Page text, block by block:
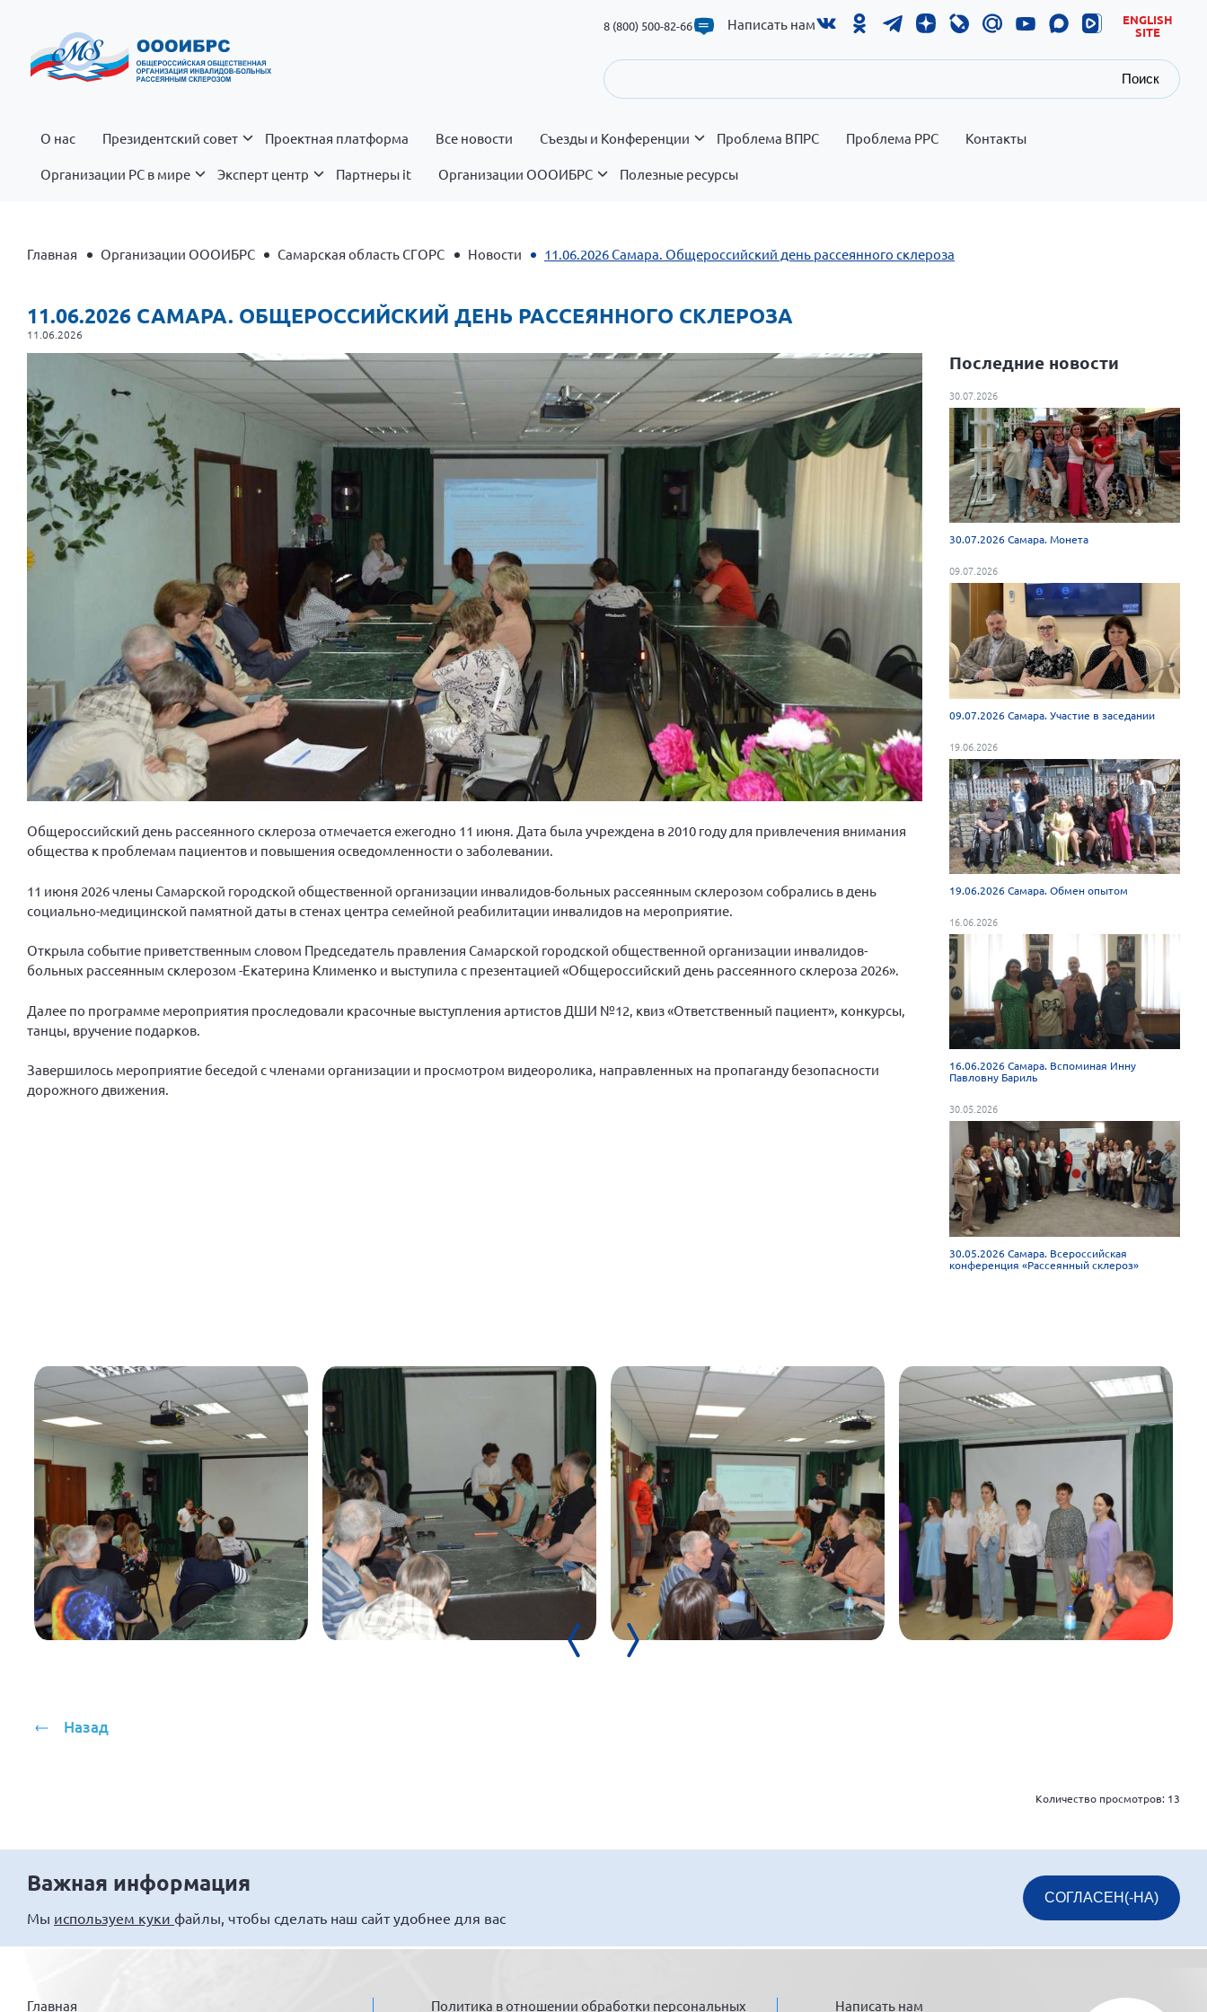
8 (800) 500-82-66 Написать нам
ENGLISH
SITE
Поиск
О нас Президентский совет Проектная платформа Все новости Съезды и Конференции Проблема ВПРС Проблема РРС Контакты
Организации РС в мире Эксперт центр Партнеры it Организации ОООИБРС Полезные ресурсы
Главная Организации ОООИБРС Самарская область СГОРС Новости 11.06.2026 Самара. Общероссийский день рассеянного склероза
11.06.2026 САМАРА. ОБЩЕРОССИЙСКИЙ ДЕНЬ РАССЕЯННОГО СКЛЕРОЗА
11.06.2026
Общероссийский день рассеянного склероза отмечается ежегодно 11 июня. Дата была учреждена в 2010 году для привлечения внимания
общества к проблемам пациентов и повышения осведомленности о заболевании.
11 июня 2026 члены Самарской городской общественной организации инвалидов-больных рассеянным склерозом собрались в день
социально-медицинской памятной даты в стенах центра семейной реабилитации инвалидов на мероприятие.
Открыла событие приветственным словом Председатель правления Самарской городской общественной организации инвалидов-
больных рассеянным склерозом -Екатерина Клименко и выступила с презентацией «Общероссийский день рассеянного склероза 2026».
Далее по программе мероприятия проследовали красочные выступления артистов ДШИ №12, квиз «Ответственный пациент», конкурсы,
танцы, вручение подарков.
Завершилось мероприятие беседой с членами организации и просмотром видеоролика, направленных на пропаганду безопасности
дорожного движения.
Последние новости
30.07.2026
30.07.2026 Самара. Монета
09.07.2026
09.07.2026 Самара. Участие в заседании
19.06.2026
19.06.2026 Самара. Обмен опытом
16.06.2026
16.06.2026 Самара. Вспоминая Инну
Павловну Бариль
30.05.2026
30.05.2026 Самара. Всероссийская
конференция «Рассеянный склероз»
Назад
Количество просмотров: 13
Важная информация
Мы используем куки файлы, чтобы сделать наш сайт удобнее для вас
СОГЛАСЕН(-НА)
Главная
Политика в отношении обработки персональных
Написать нам